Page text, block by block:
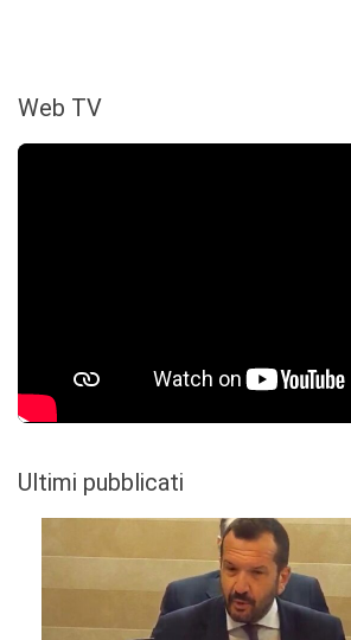
Web TV
Ultimi pubblicati